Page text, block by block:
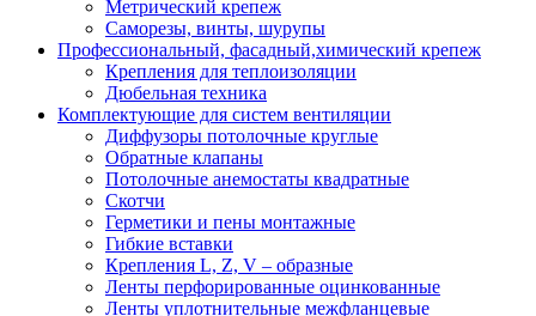
Метрический крепеж
Саморезы, винты, шурупы
Профессиональный, фасадный,химический крепеж
Крепления для теплоизоляции
Дюбельная техника
Комплектующие для систем вентиляции
Диффузоры потолочные круглые
Обратные клапаны
Потолочные анемостаты квадратные
Скотчи
Герметики и пены монтажные
Гибкие вставки
Крепления L, Z, V – образные
Ленты перфорированные оцинкованные
Ленты уплотнительные межфланцевые